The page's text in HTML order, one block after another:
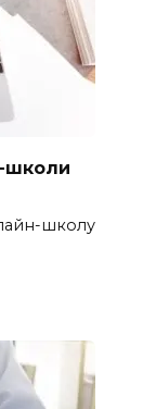
школи
школу